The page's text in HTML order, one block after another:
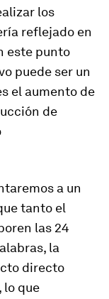
los
reflejado en
este punto
puede ser un
el aumento de
de
a un
tanto el
las 24
la
directo
lo que